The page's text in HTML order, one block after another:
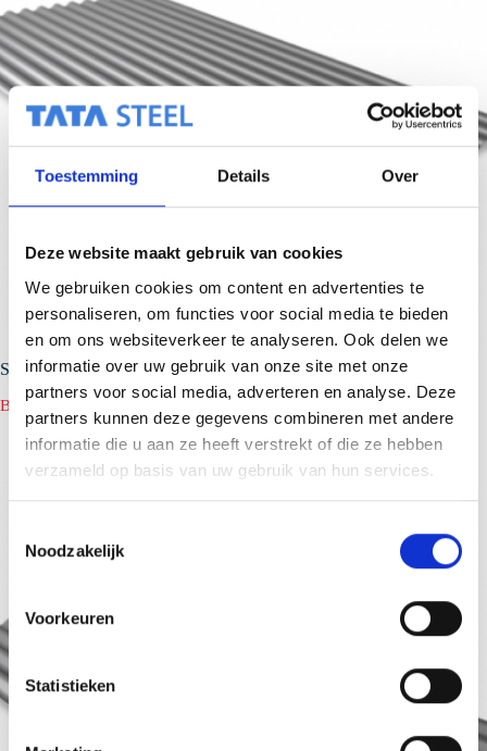
Toestemming Details Over
Deze website maakt gebruik van cookies
We gebruiken cookies om content en advertenties te
personaliseren, om functies voor social media te bieden
en om ons websiteverkeer te analyseren. Ook delen we
informatie over uw gebruik van onze site met onze
partners voor social media, adverteren en analyse. Deze
partners kunnen deze gegevens combineren met andere
informatie die u aan ze heeft verstrekt of die ze hebben
verzameld op basis van uw gebruik van hun services.
t
e
m
m
Noodzakelijk
Voorkeuren
Statistieken
SAB 18/988
Bekijk product
SAB
18/988